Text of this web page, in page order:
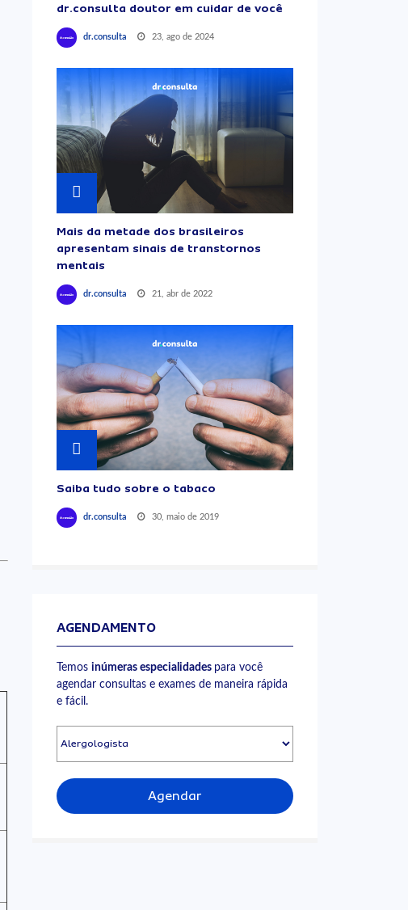
dr.consulta doutor em cuidar de você
dr.consulta 23, ago de 2024
Mais da metade dos brasileiros
apresentam sinais de transtornos
mentais
dr.consulta 21, abr de 2022
Saiba tudo sobre o tabaco
dr.consulta 30, maio de 2019
AGENDAMENTO
Temos inúmeras especialidades para você
agendar consultas e exames de maneira rápida
e fácil.
Agendar